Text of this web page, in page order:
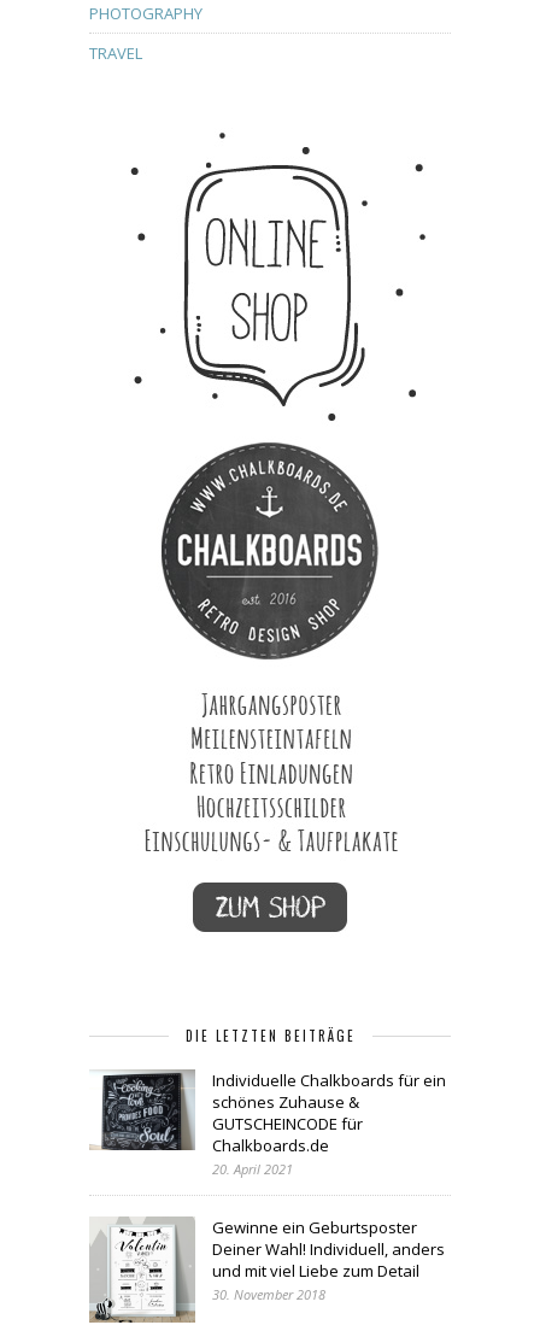
PHOTOGRAPHY
TRAVEL
DIE LETZTEN BEITRÄGE
Individuelle Chalkboards für ein
schönes Zuhause &
GUTSCHEINCODE für
Chalkboards.de
20. April 2021
Gewinne ein Geburtsposter
Deiner Wahl! Individuell, anders
und mit viel Liebe zum Detail
30. November 2018